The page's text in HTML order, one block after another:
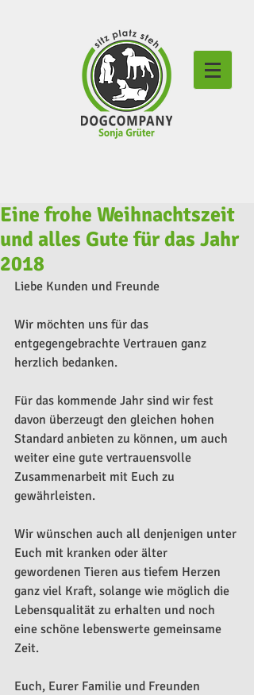
Eine frohe Weihnachtszeit
und alles Gute für das Jahr
2018
Liebe Kunden und Freunde
Wir möchten uns für das
entgegengebrachte Vertrauen ganz
herzlich bedanken.
Für das kommende Jahr sind wir fest
davon überzeugt den gleichen hohen
Standard anbieten zu können, um auch
weiter eine gute vertrauensvolle
Zusammenarbeit mit Euch zu
gewährleisten.
Wir wünschen auch all denjenigen unter
Euch mit kranken oder älter
gewordenen Tieren aus tiefem Herzen
ganz viel Kraft, solange wie möglich die
Lebensqualität zu erhalten und noch
eine schöne lebenswerte gemeinsame
Zeit.
Euch, Eurer Familie und Freunden